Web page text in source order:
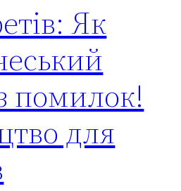
Як
помилок!
для